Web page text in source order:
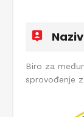
Biro za
sprovođenje